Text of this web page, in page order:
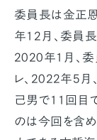
委員長は金正恩
年12月、委員長
2020年1月、委
レ、2022年5月
己男で11回目
のは今回を含め